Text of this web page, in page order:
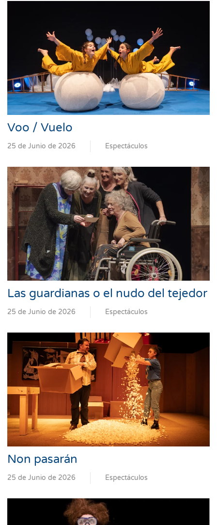
Voo / Vuelo
25 de Junio de 2026 Espectáculos
Las guardianas o el nudo del tejedor
25 de Junio de 2026 Espectáculos
Non pasarán
25 de Junio de 2026 Espectáculos